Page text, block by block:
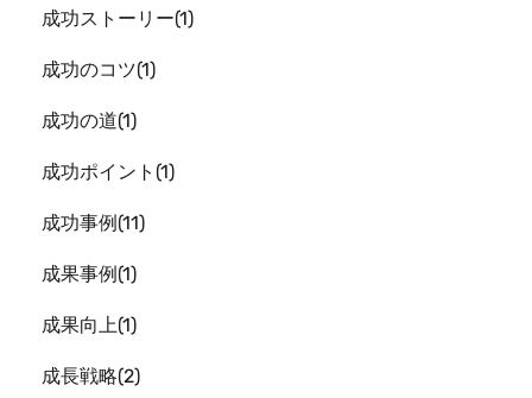
成功ストーリー 1
成功のコツ 1
成功の道 1
成功ポイント 1
成功事例 11
成果事例 1
成果向上 1
成長戦略 2